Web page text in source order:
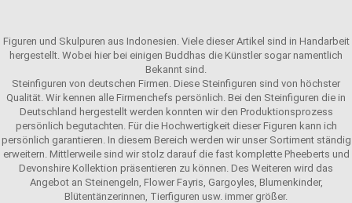
Figuren und Skulpuren aus Indonesien. Viele dieser Artikel sind in Handarbeit
hergestellt. Wobei hier bei einigen Buddhas die Künstler sogar namentlich
Bekannt sind.
Steinfiguren von deutschen Firmen. Diese Steinfiguren sind von höchster
Qualität. Wir kennen alle Firmenchefs persönlich. Bei den Steinfiguren die in
Deutschland hergestellt werden konnten wir den Produktionsprozess
persönlich begutachten. Für die Hochwertigkeit dieser Figuren kann ich
persönlich garantieren. In diesem Bereich werden wir unser Sortiment ständig
erweitern. Mittlerweile sind wir stolz darauf die fast komplette Pheeberts und
Devonshire Kollektion präsentieren zu können. Des Weiteren wird das
Angebot an Steinengeln, Flower Fayris, Gargoyles, Blumenkinder,
Blütentänzerinnen, Tierfiguren usw. immer größer.